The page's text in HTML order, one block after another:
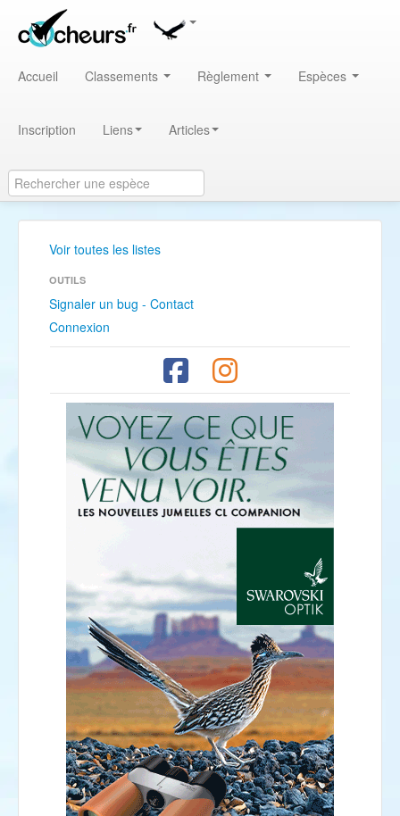
Accueil Classements Règlement Espèces
Inscription Liens Articles
Voir toutes les listes
OUTILS
Signaler un bug - Contact
Connexion